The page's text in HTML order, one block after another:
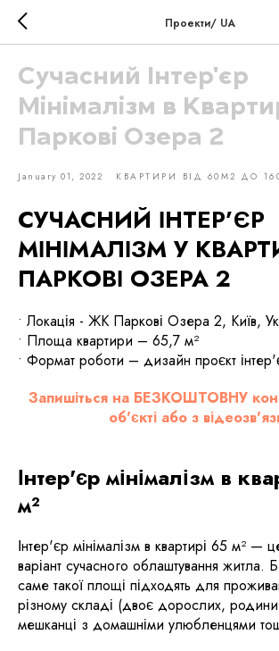
Проекти/ UA
Сучасний Інтер'єр
Мінімалізм в
Паркові Озера 2
January 01, 2022 КВАРТИРИ ВІД 60М2 ДО
СУЧАСНИЙ ІНТЕР’ЄР
МІНІМАЛІЗМ У
ПАРКОВІ ОЗЕРА 2
• Локація - ЖК Паркові Озера 2, Київ,
• Площа квартири – 65,7 м²
• Формат роботи – дизайн проєкт
Запишіться на БЕЗКОШТОВНУ
об'єкті або з
Інтер'єр мінімалізм в
м²
Інтер'єр мінімалізм в квартирі 65 м² —
варіант сучасного облаштування житла.
саме такої площі підходять для
різному складі (двоє дорослих,
мешканці з домашніми улюбленцями